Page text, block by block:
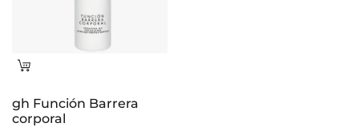
Leer
gh Función Barrera
corporal